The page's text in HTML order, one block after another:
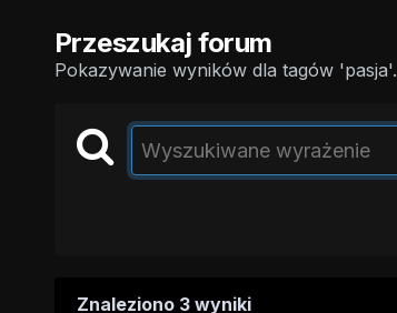
Przeszukaj forum
Pokazywanie wyników dla tagów 'pasja'.
Znaleziono 3 wyniki